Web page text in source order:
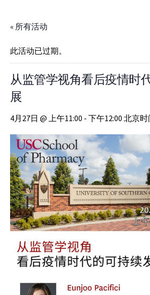
« 所有活动
此活动已过期。
从监管学视角看后疫情时
展
4月27日 @ 上午11:00 - 下午12:00 北京时